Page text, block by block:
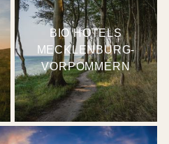
BIO HOTELS
MECKLENBURG-
VORPOMMERN